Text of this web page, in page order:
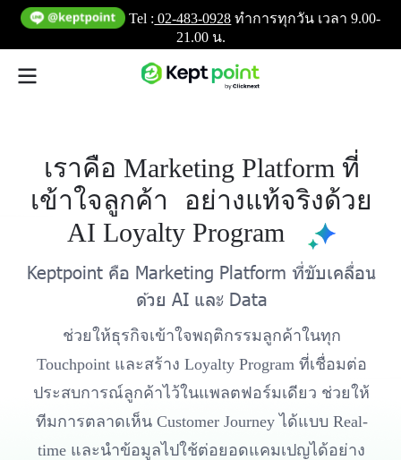
Tel : 02-483-0928 ทำการทุกวัน เวลา 9.00-
21.00 น.
เราคือ Marketing Platform ที่
เข้าใจลูกค้า อย่างแท้จริงด้วย
AI Loyalty Program
Keptpoint คือ Marketing Platform ที่ขับเคลื่อน
ด้วย AI และ Data
ช่วยให้ธุรกิจเข้าใจพฤติกรรมลูกค้าในทุก
Touchpoint และสร้าง Loyalty Program ที่เชื่อมต่อ
ประสบการณ์ลูกค้าไว้ในแพลตฟอร์มเดียว ช่วยให้
ทีมการตลาดเห็น Customer Journey ได้แบบ Real-
time และนำข้อมูลไปใช้ต่อยอดแคมเปญได้อย่าง